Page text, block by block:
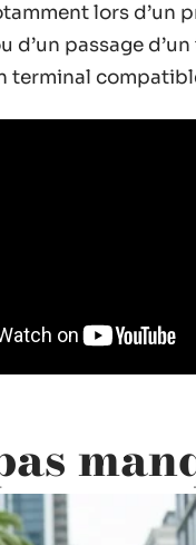
lors d’un
d’un passage
terminal